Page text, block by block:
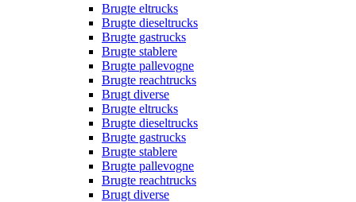
Brugte eltrucks
Brugte dieseltrucks
Brugte gastrucks
Brugte stablere
Brugte pallevogne
Brugte reachtrucks
Brugt diverse
Brugte eltrucks
Brugte dieseltrucks
Brugte gastrucks
Brugte stablere
Brugte pallevogne
Brugte reachtrucks
Brugt diverse